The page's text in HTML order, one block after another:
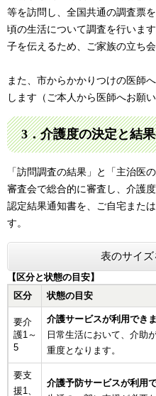
等を訪問し、全国共通の調査票
頃の生活について調査を行いま
子を伝えるため、ご家族の立ち
また、市からかかりつけの医師
します（ご本人から医師へお願
3．介護度の決定と結
「訪問調査の結果」と「主治医
審査会で総合的に審査し、介護
認定結果通知書を、ご自宅また
す。
表のサイ
【区分と状態の目安】
区分
状態の目安
要介
護1～
5
介護サービスが利用できま
日常生活において、介助
重度となります。
要支
援1、
介護予防サービスが利用で